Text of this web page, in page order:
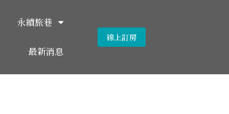
永續旅巷
最新消息
線上訂房